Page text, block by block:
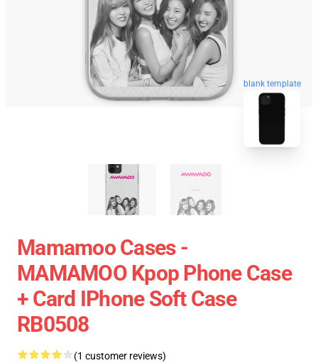
blank template
Mamamoo Cases -
MAMAMOO Kpop Phone Case
+ Card IPhone Soft Case
RB0508
(1 customer reviews)